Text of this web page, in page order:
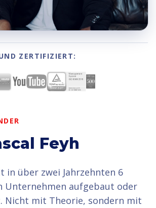
ZERTIFIZIERT:
Feyh
in über zwei Jahrzehnten 6
Unternehmen aufgebaut oder
Nicht mit Theorie, sondern mit